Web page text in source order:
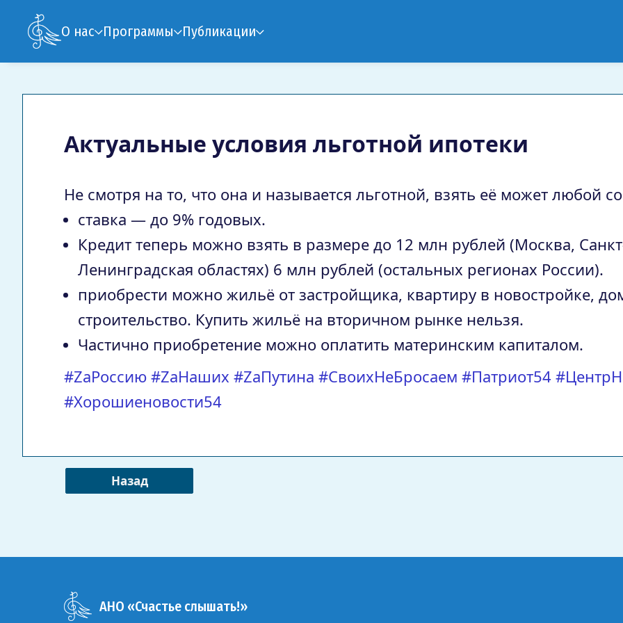
О нас Программы Публикации
Актуальные условия льготной ипотеки
Не смотря на то, что она и называется льготной, взять её может любой
ставка — до 9% годовых.
Кредит теперь можно взять в размере до 12 млн рублей (Москва,
Ленинградская областях) 6 млн рублей (остальных регионах России).
приобрести можно жильё от застройщика, квартиру в новостройке,
строительство. Купить жильё на вторичном рынке нельзя.
Частично приобретение можно оплатить материнским капиталом.
#ZаРоссию #ZаНаших #ZаПутина #СвоихНеБросаем #Патриот54
#Хорошиеновости54
Назад
АНО «Счастье слышать!»